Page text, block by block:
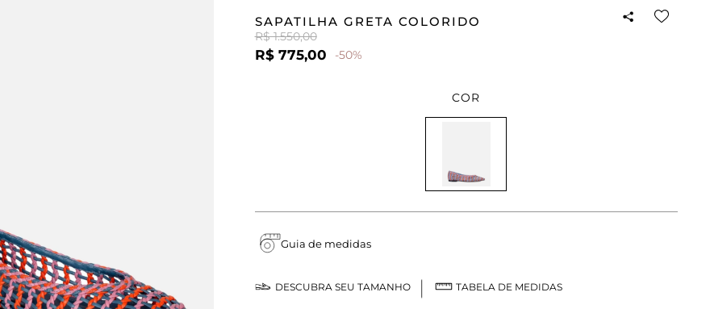
SAPATILHA GRETA COLORIDO
R$ 1.550,00
R$ 775,00 -50%
COR
Guia de medidas
DESCUBRA SEU TAMANHO TABELA DE MEDIDAS